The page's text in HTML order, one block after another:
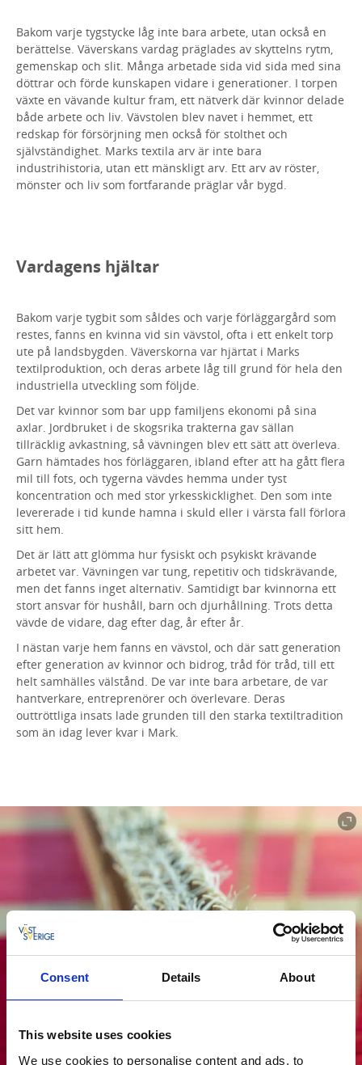
Consent Details About
This website uses cookies
We use cookies to personalise content and ads, to
Bakom varje tygstycke låg inte bara arbete, utan också en
berättelse. Väverskans vardag präglades av skyttelns rytm,
gemenskap och slit. Många arbetade sida vid sida med sina
döttrar och förde kunskapen vidare i generationer. I torpen
växte en vävande kultur fram, ett nätverk där kvinnor delade
både arbete och liv. Vävstolen blev navet i hemmet, ett
redskap för försörjning men också för stolthet och
självständighet. Marks textila arv är inte bara
industrihistoria, utan ett mänskligt arv. Ett arv av röster,
mönster och liv som fortfarande präglar vår bygd.
Vardagens hjältar
Bakom varje tygbit som såldes och varje förläggargård som
restes, fanns en kvinna vid sin vävstol, ofta i ett enkelt torp
ute på landsbygden. Väverskorna var hjärtat i Marks
textilproduktion, och deras arbete låg till grund för hela den
industriella utveckling som följde.
Det var kvinnor som bar upp familjens ekonomi på sina
axlar. Jordbruket i de skogsrika trakterna gav sällan
tillräcklig avkastning, så vävningen blev ett sätt att överleva.
Garn hämtades hos förläggaren, ibland efter att ha gått flera
mil till fots, och tygerna vävdes hemma under tyst
koncentration och med stor yrkesskicklighet. Den som inte
levererade i tid kunde hamna i skuld eller i värsta fall förlora
sitt hem.
Det är lätt att glömma hur fysiskt och psykiskt krävande
arbetet var. Vävningen var tung, repetitiv och tidskrävande,
men det fanns inget alternativ. Samtidigt bar kvinnorna ett
stort ansvar för hushåll, barn och djurhållning. Trots detta
vävde de vidare, dag efter dag, år efter år.
I nästan varje hem fanns en vävstol, och där satt generation
efter generation av kvinnor och bidrog, tråd för tråd, till ett
helt samhälles välstånd. De var inte bara arbetare, de var
hantverkare, entreprenörer och överlevare. Deras
outtröttliga insats lade grunden till den starka textiltradition
som än idag lever kvar i Mark.